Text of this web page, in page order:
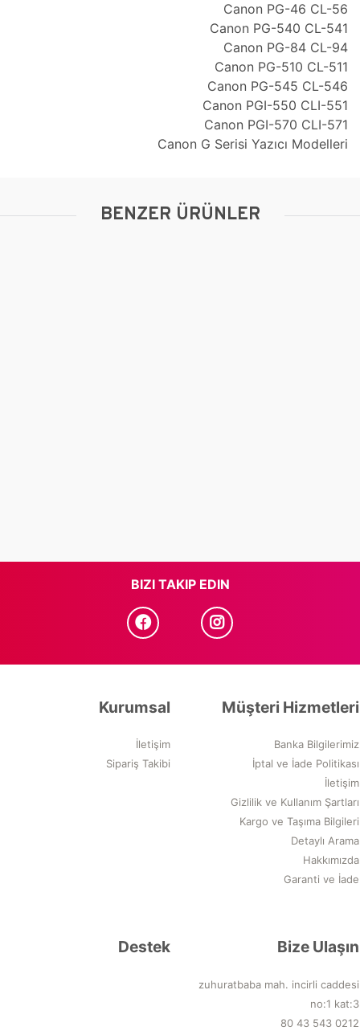
Canon PG-46 CL-56
Canon PG-540 CL-541
Canon PG-84 CL-94
Canon PG-510 CL-511
Canon PG-545 CL-546
Canon PGI-550 CLI-551
Canon PGI-570 CLI-571
Canon G Serisi Yazıcı Modelleri
BENZER ÜRÜNLER
BIZI TAKIP EDIN
Kurumsal
İletişim
Sipariş Takibi
Müşteri Hizmetleri
Banka Bilgilerimiz
İptal ve İade Politikası
İletişim
Gizlilik ve Kullanım Şartları
Kargo ve Taşıma Bilgileri
Detaylı Arama
Hakkımızda
Garanti ve İade
Destek Bize Ulaşın
zuhuratbaba mah. incirli caddesi
no:1 kat:3
0212 543 43 80